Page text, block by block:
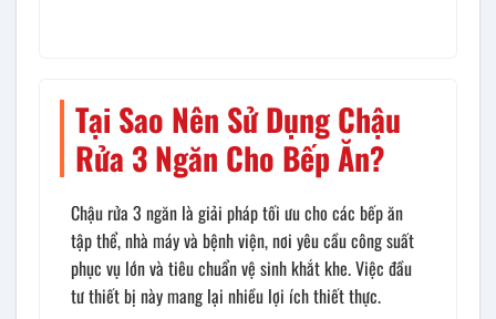
Tại Sao Nên Sử Dụng Chậu
Rửa 3 Ngăn Cho Bếp Ăn?
Chậu rửa 3 ngăn là giải pháp tối ưu cho các bếp ăn
tập thể, nhà máy và bệnh viện, nơi yêu cầu công suất
phục vụ lớn và tiêu chuẩn vệ sinh khắt khe. Việc đầu
tư thiết bị này mang lại nhiều lợi ích thiết thực.